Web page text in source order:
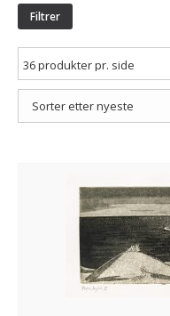
Filtrer